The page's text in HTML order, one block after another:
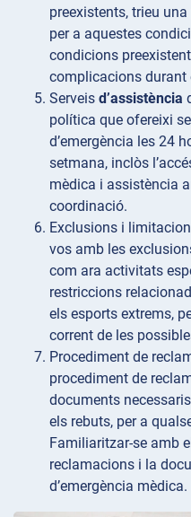
preexistents, trieu
per a aquestes
condicions
complicacions durant
Serveis d’assistència
política que ofereixi
d’emergència les 24
setmana, inclòs
mèdica i assistència
coordinació.
Exclusions i
vos amb les
com ara activitats
restriccions
els esports extrems,
corrent de les
Procediment de
procediment de
documents
els rebuts, per a
Familiaritzar-se amb
reclamacions i la
d’emergència mèdica.